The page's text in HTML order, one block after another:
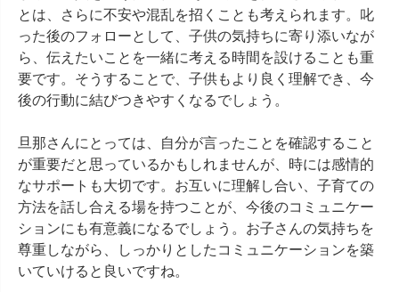
とは、さらに不安や混乱を招くことも考えられます。叱
った後のフォローとして、子供の気持ちに寄り添いなが
ら、伝えたいことを一緒に考える時間を設けることも重
要です。そうすることで、子供もより良く理解でき、今
後の行動に結びつきやすくなるでしょう。
旦那さんにとっては、自分が言ったことを確認すること
が重要だと思っているかもしれませんが、時には感情的
なサポートも大切です。お互いに理解し合い、子育ての
方法を話し合える場を持つことが、今後のコミュニケー
ションにも有意義になるでしょう。お子さんの気持ちを
尊重しながら、しっかりとしたコミュニケーションを築
いていけると良いですね。